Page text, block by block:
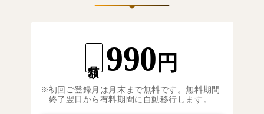
990 円
初回ご登録月は月末まで無料です。無料期間
終了翌日から有料期間に自動移行します。